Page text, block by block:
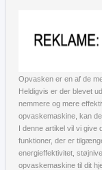
Opvasken er en af de
Heldigvis er der blevet
nemmere og mere
opvaskemaskine, kan
I denne artikel vil vi give
funktioner, der er
energieffektivitet,
opvaskemaskine til dit